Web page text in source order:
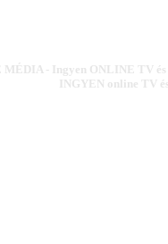
MÉDIA - Ingyen ONLINE TV
INGYEN online TV